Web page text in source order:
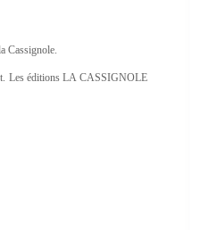
Cassignole.
Les éditions LA CASSIGNOLE